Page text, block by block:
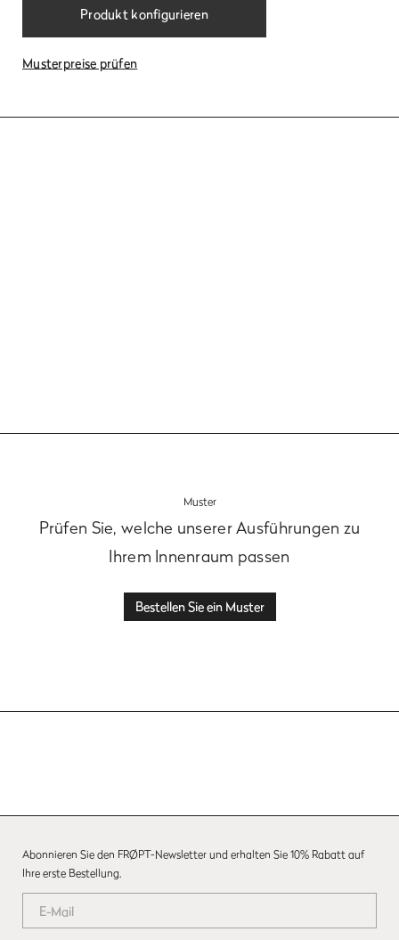
Produkt konfigurieren
Musterpreise prüfen
Muster
Prüfen Sie, welche unserer Ausführungen zu
Ihrem Innenraum passen
Bestellen Sie ein Muster
Abonnieren Sie den FRØPT-Newsletter und erhalten Sie 10% Rabatt auf
Ihre erste Bestellung.